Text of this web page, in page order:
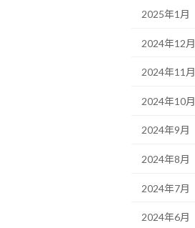
2025年1月
2024年12月
2024年11月
2024年10月
2024年9月
2024年8月
2024年7月
2024年6月